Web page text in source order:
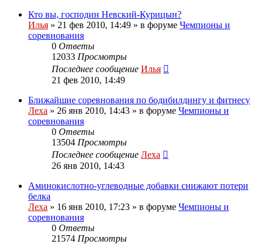
Кто вы, господин Невский-Курицын?
Илья » 21 фев 2010, 14:49 » в форуме Чемпионы и
соревнования
0 Ответы
12033 Просмотры
Последнее сообщение Илья
21 фев 2010, 14:49
Ближайшие соревнования по бодибилдингу и фитнесу
Леха » 26 янв 2010, 14:43 » в форуме Чемпионы и
соревнования
0 Ответы
13504 Просмотры
Последнее сообщение Леха
26 янв 2010, 14:43
Аминокислотно-углеводные добавки снижают потери
белка
Леха » 16 янв 2010, 17:23 » в форуме Чемпионы и
соревнования
0 Ответы
21574 Просмотры